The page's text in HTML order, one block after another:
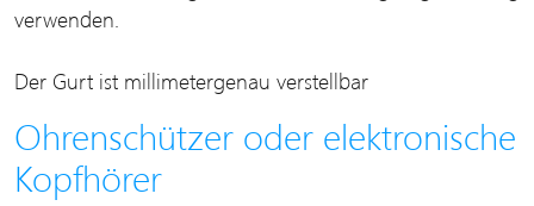
verwenden.
Der Gurt ist millimetergenau verstellbar
Ohrenschützer oder elektronische
Kopfhörer